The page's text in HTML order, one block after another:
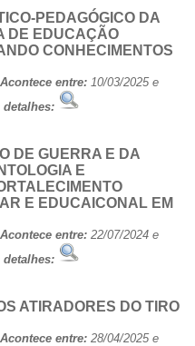
PEDAGÓGICO DA
DE EDUCAÇÃO
CONHECIMENTOS
Acontece entre: 10/03/2025 e
detalhes:
DE GUERRA E DA
E
E EDUCAICONAL EM
Acontece entre: 22/07/2024 e
detalhes:
ATIRADORES DO TIRO
Acontece entre: 28/04/2025 e